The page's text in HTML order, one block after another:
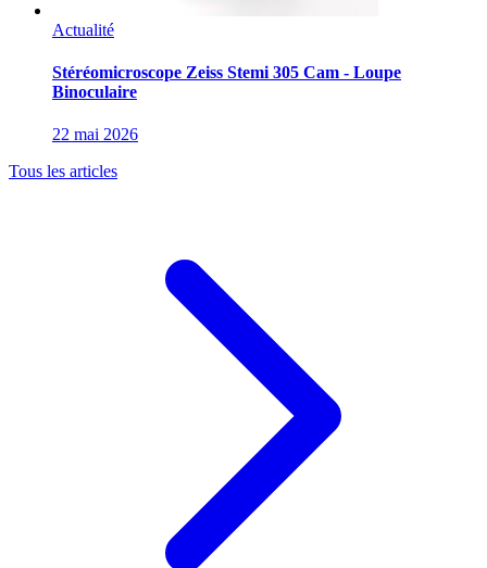
Actualité
Stéréomicroscope Zeiss Stemi 305 Cam - Loupe
Binoculaire
22 mai 2026
Tous les articles